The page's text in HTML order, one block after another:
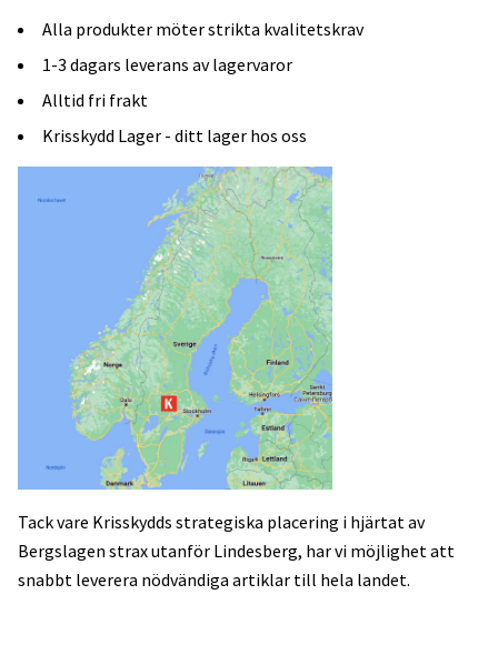
Alla produkter möter strikta kvalitetskrav
1-3 dagars leverans av lagervaror
Alltid fri frakt
Krisskydd Lager - ditt lager hos oss
Tack vare Krisskydds strategiska placering i hjärtat av
Bergslagen strax utanför Lindesberg, har vi möjlighet att
snabbt leverera nödvändiga artiklar till hela landet.